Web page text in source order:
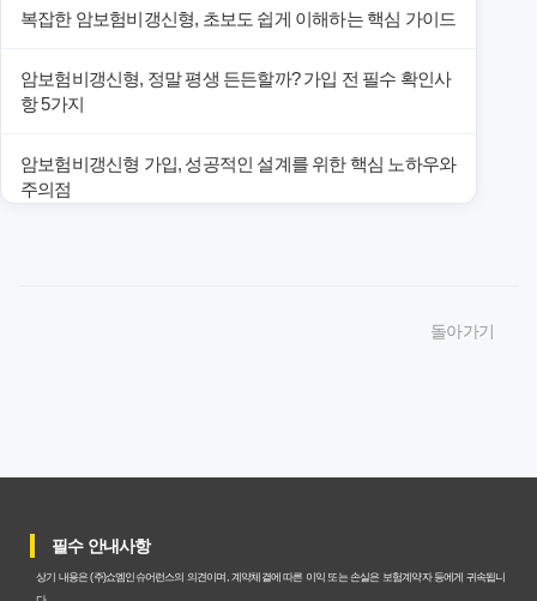
복잡한 암보험비갱신형, 초보도 쉽게 이해하는 핵심 가이드
암보험비갱신형, 정말 평생 든든할까? 가입 전 필수 확인사
항 5가지
암보험비갱신형 가입, 성공적인 설계를 위한 핵심 노하우와
주의점
갱신형 암보험과 비갱신형, 어떤 차이가 있을까? 내게 맞는
암보험비갱신형, 평생 고정 보험료의 숨겨진 가치와 현명한
선택 기준
돌아가기
필수 안내사항
상기 내용은 (주)쇼엠인슈어런스의 의견이며, 계약체결에 따른 이익 또는 손실은 보험계약자 등에게 귀속됩니